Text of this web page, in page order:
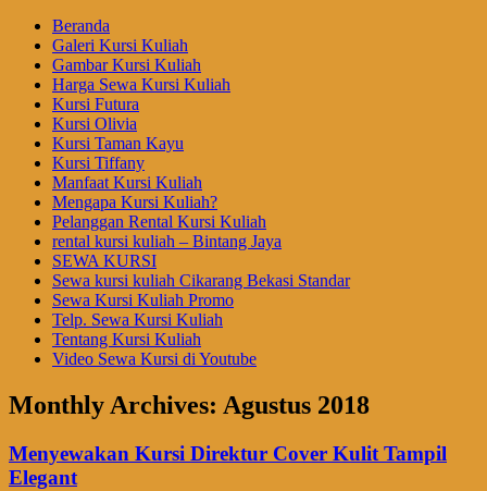
Beranda
Galeri Kursi Kuliah
Gambar Kursi Kuliah
Harga Sewa Kursi Kuliah
Kursi Futura
Kursi Olivia
Kursi Taman Kayu
Kursi Tiffany
Manfaat Kursi Kuliah
Mengapa Kursi Kuliah?
Pelanggan Rental Kursi Kuliah
rental kursi kuliah – Bintang Jaya
SEWA KURSI
Sewa kursi kuliah Cikarang Bekasi Standar
Sewa Kursi Kuliah Promo
Telp. Sewa Kursi Kuliah
Tentang Kursi Kuliah
Video Sewa Kursi di Youtube
Monthly Archives: Agustus 2018
Menyewakan Kursi Direktur Cover Kulit Tampil
Elegant